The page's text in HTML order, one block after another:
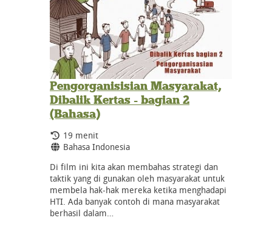
Pengorganisisian Masyarakat,
Dibalik Kertas - bagian 2
(Bahasa)
Durasi:
19 menit
Bahasa:
Bahasa Indonesia
Di film ini kita akan membahas strategi dan
taktik yang di gunakan oleh masyarakat untuk
membela hak-hak mereka ketika menghadapi
HTI. Ada banyak contoh di mana masyarakat
berhasil dalam…